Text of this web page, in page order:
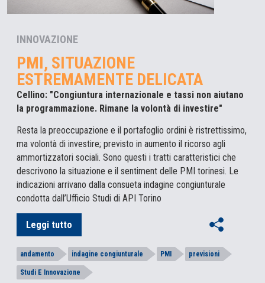
INNOVAZIONE
PMI, SITUAZIONE
ESTREMAMENTE DELICATA
Cellino: "Congiuntura internazionale e tassi non aiutano
la programmazione. Rimane la volontà di investire"
Resta la preoccupazione e il portafoglio ordini è ristrettissimo,
ma volontà di investire; previsto in aumento il ricorso agli
ammortizzatori sociali. Sono questi i tratti caratteristici che
descrivono la situazione e il sentiment delle PMI torinesi. Le
indicazioni arrivano dalla consueta indagine congiunturale
condotta dall’Ufficio Studi di API Torino
Leggi tutto
andamento indagine congiunturale PMI previsioni
Studi E Innovazione